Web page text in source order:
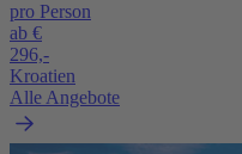
pro Person
ab €
296,-
Kroatien
Alle Angebote